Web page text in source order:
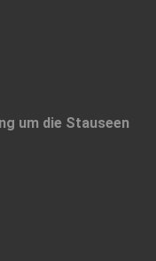
um die Stauseen